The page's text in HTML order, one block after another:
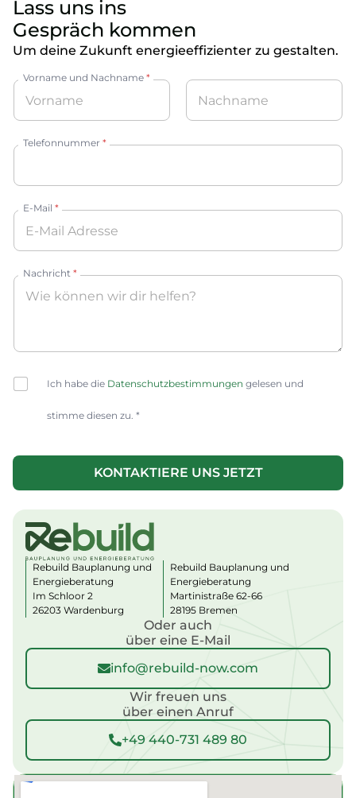
Lass uns ins
Gespräch kommen
Um deine Zukunft energieeffizienter zu gestalten.
Vorname und Nachname *
Vorname
Nachname
Telefonnummer *
E-Mail *
Nachricht *
C
h
s
*
Ich habe die Datenschutzbestimmungen gelesen und
stimme diesen zu. *
KONTAKTIERE UNS JETZT
lt
e
Rebuild Bauplanung und
Energieberatung
Im Schloor 2
26203 Wardenburg
Rebuild Bauplanung und
Energieberatung
Martinistraße 62-66
28195 Bremen
Wir freuen uns
über einen Anruf
+49 440-731 489 80
Oder auch
über eine E-Mail
info@rebuild-now.com